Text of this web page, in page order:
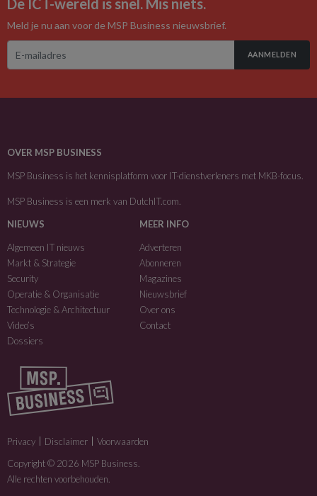
De ICT-wereld is snel. Mis niets.
Meld je nu aan voor de MSP Business nieuwsbrief.
AANMELDEN
OVER MSP BUSINESS
MSP Business is het kennisplatform voor IT-dienstverleners met MKB-focus.
MSP Business is een merk van DutchIT.com.
NIEUWS
Algemeen IT nieuws
Markt & Strategie
Security
Operatie & Organisatie
Technologie & Architectuur
Video’s
Dossiers
MEER INFO
Adverteren
Abonneren
Magazines
Nieuwsbrief
Over ons
Contact
Privacy Disclaimer
Voorwaarden
Copyright © 2026 MSP Business.
Alle rechten voorbehouden.